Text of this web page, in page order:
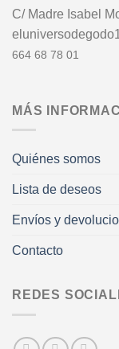
C/ Madre Isabel
664 68 78 01
MÁS
Quiénes somos
Lista de deseos
Envíos y
Contacto
REDES